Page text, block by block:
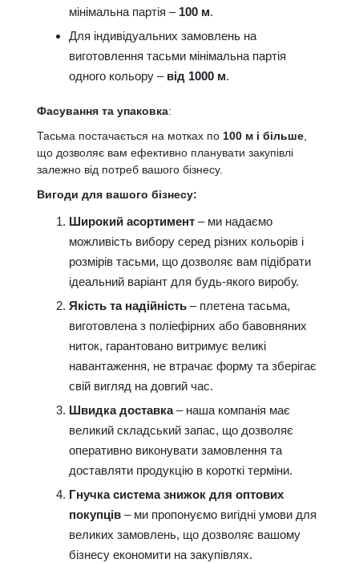
мінімальна партія – 100 м.
Для індивідуальних замовлень на
виготовлення тасьми мінімальна партія
одного кольору – від 1000 м.
Фасування та упаковка:
Тасьма постачається на мотках по 100 м і більше
що дозволяє вам ефективно планувати закупівлі
залежно від потреб вашого бізнесу.
Вигоди для вашого бізнесу:
Широкий асортимент – ми надаємо
можливість вибору серед різних кольорів і
розмірів тасьми, що дозволяє вам підібрати
ідеальний варіант для будь-якого виробу.
Якість та надійність – плетена тасьма,
виготовлена з поліефірних або бавовняних
ниток, гарантовано витримує великі
навантаження, не втрачає форму та зберігає
свій вигляд на довгий час.
Швидка доставка– наша компанія має
великий складський запас, що дозволяє
оперативно виконувати замовлення та
доставляти продукцію в короткі терміни.
Гнучка система знижок для оптових
покупців – ми пропонуємо вигідні умови для
великих замовлень, що дозволяє вашому
бізнесу економити на закупівлях.